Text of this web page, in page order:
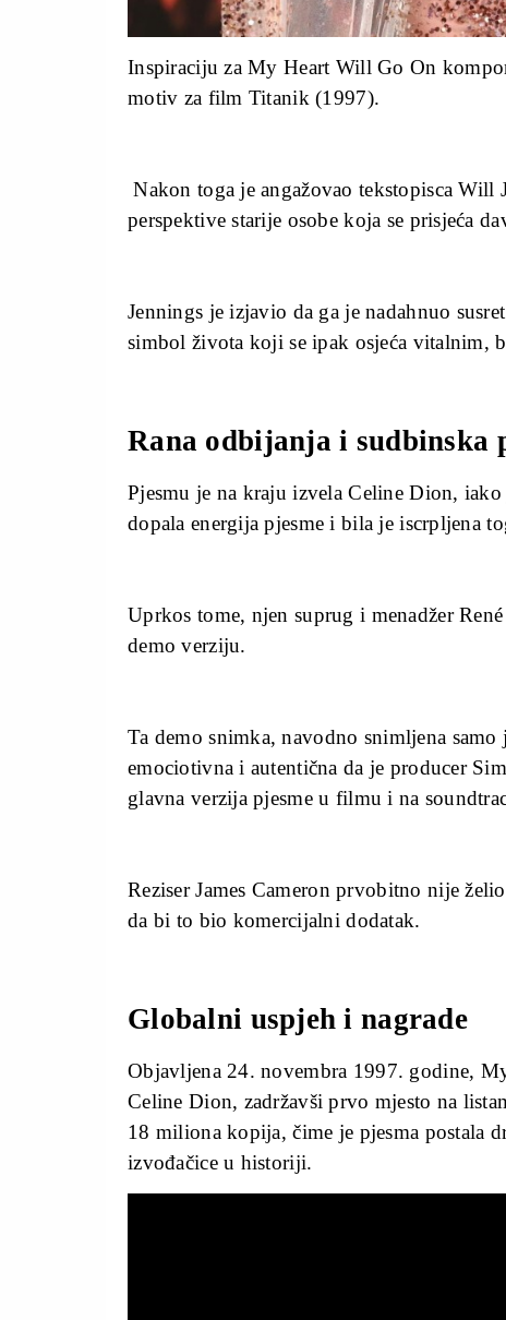
Inspiraciju za My Heart Will Go On
motiv za film Titanik (1997).
Nakon toga je angažovao tekstopisca Will
perspektive starije osobe koja se prisjeća
Jennings je izjavio da ga je nadahnuo
simbol života koji se ipak osjeća vitalnim,
Rana odbijanja i sudbinska
Pjesmu je na kraju izvela Celine Dion,
dopala energija pjesme i bila je iscrpljena
Uprkos tome, njen suprug i menadžer
demo verziju.
Ta demo snimka, navodno snimljena
emociotivna i autentična da je producer
glavna verzija pjesme u filmu i na
Reziser James Cameron prvobitno nije
da bi to bio komercijalni dodatak.
Globalni uspjeh i nagrade
Objavljena 24. novembra 1997. godine,
Celine Dion, zadržavši prvo mjesto na
18 miliona kopija, čime je pjesma postala
izvođačice u historiji.